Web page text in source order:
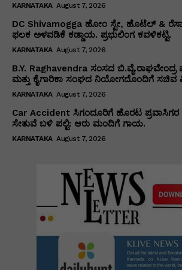
KARNATAKA August 7, 2026
DC Shivamogga ಹೋಂ ಸ್ಟೇ, ಹೊಟೆಲ್ &
ಫಲಕ ಅಳವಡಿಕೆ ಕಡ್ಡಾಯ. ಪ್ರಭುಲಿಂಗ ಕವಳಿಕಟ್ಟಿ.
KARNATAKA August 7, 2026
B.Y. Raghavendra ಸಂಸದ ಬಿ.ವೈ.ರಾಘವೇಂದ್ರ
ಮತ್ತು ಕೈಗಾರಿಕಾ ಸಂಘದ ನಿಯೋಗದೊಂದಿಗೆ
KARNATAKA August 7, 2026
Car Accident ಸಿಗಂದೂರಿಗೆ ಹೊರಟ
ಸೇತುವೆ ಬಳಿ ಪಲ್ಟಿ: ಆರು ಮಂದಿಗೆ ಗಾಯ.
KARNATAKA August 7, 2026